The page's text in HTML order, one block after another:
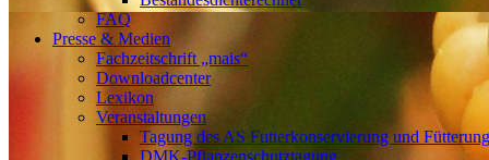
FAQ
Presse & Medien
Fachzeitschrift „mais“
Downloadcenter
Lexikon
Veranstaltungen
Tagung des AS Futterkonservierung und Fütterung
DMK-Pflanzenschutztagung